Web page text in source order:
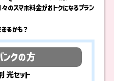
々のスマホ料金がおトクになるプラン
るかも？
ンクの方
光セット